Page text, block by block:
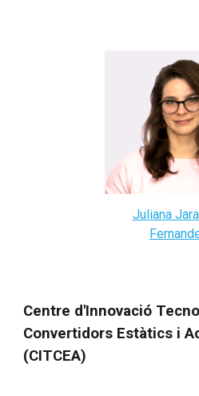
Juliana
Centre d'Innovació
Convertidors Estàtics i
(CITCEA)